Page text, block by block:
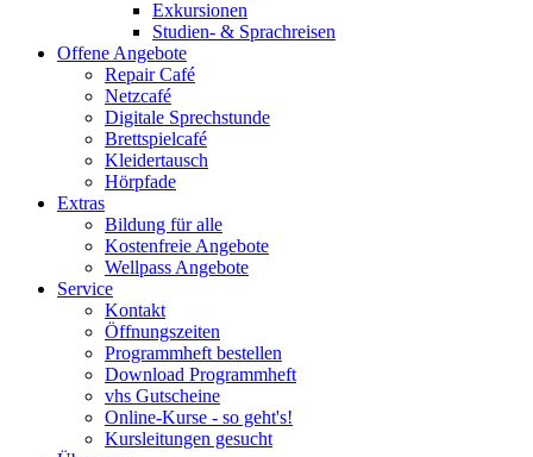
Exkursionen
Studien- & Sprachreisen
Offene Angebote
Repair Café
Netzcafé
Digitale Sprechstunde
Brettspielcafé
Kleidertausch
Hörpfade
Extras
Bildung für alle
Kostenfreie Angebote
Wellpass Angebote
Service
Kontakt
Öffnungszeiten
Programmheft bestellen
Download Programmheft
vhs Gutscheine
Online-Kurse - so geht's!
Kursleitungen gesucht